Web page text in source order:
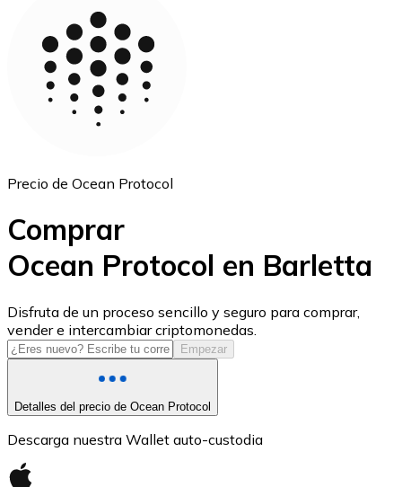
Ethereum
ETH
USD Coin
USDC
Precio de Ocean Protocol
Comprar
Ocean Protocol en Barletta
Disfruta de un proceso sencillo y seguro para comprar,
vender e intercambiar criptomonedas.
Empezar
Detalles del precio de Ocean Protocol
Descarga nuestra Wallet auto-custodia